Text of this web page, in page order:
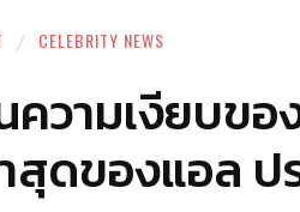
CELEBRITY NEWS
ความเงียบข
สุดของแอล ป